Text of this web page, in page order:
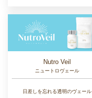
Nutro Veil
ニュートロヴェール
日差しを忘れる透明のヴェール